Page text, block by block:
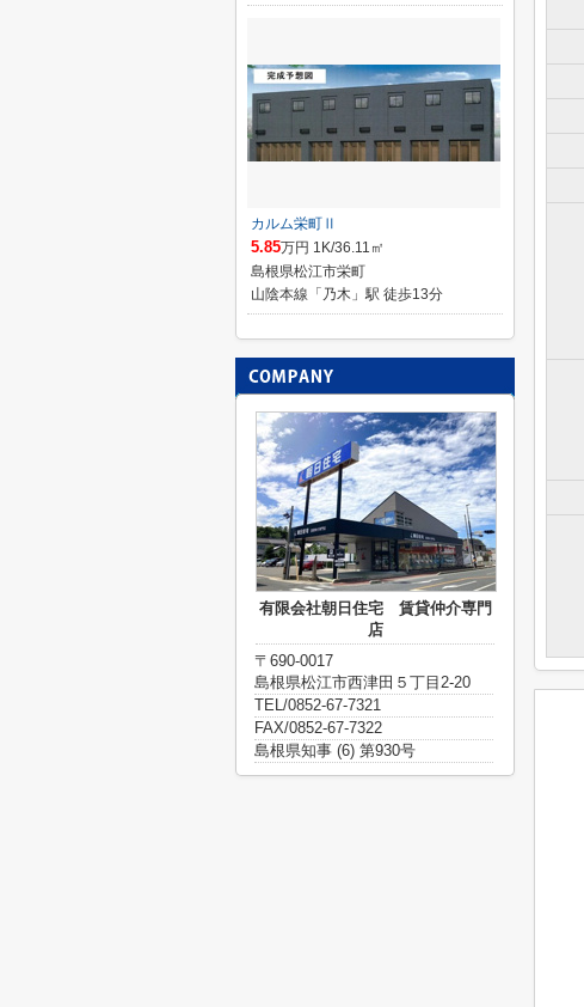
カルム栄町Ⅱ
5.85万円 1K/36.11㎡
島根県松江市栄町
山陰本線「乃木」駅 徒歩13分
有限会社朝日住宅 賃貸仲介専門
店
〒690-0017
島根県松江市西津田５丁目2-20
TEL/0852-67-7321
FAX/0852-67-7322
島根県知事 (6) 第930号